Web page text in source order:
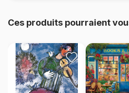
Ces produits pourraient